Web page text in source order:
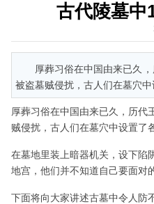
古代陵墓中
厚葬习俗在中国由来已久
被盗墓贼侵扰，古人们在墓穴
厚葬习俗在中国由来已久，历代
贼侵扰，古人们在墓穴中设置了
在墓地里装上暗器机关，设下陷
地宫，他们并不知道自己要面对
下面将向大家讲述古墓中令人防